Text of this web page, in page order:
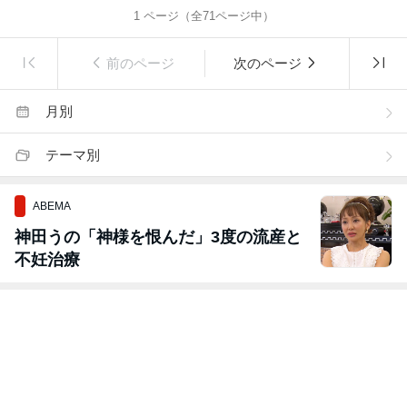
1ページ（全71ページ中）
前のページ 次のページ
月別
テーマ別
ABEMA
神田うの「神様を恨んだ」3度の流産と
不妊治療